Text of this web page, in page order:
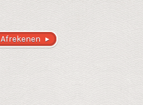
Afrekenen